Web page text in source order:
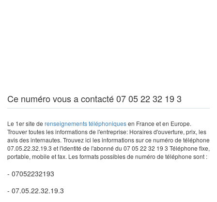
Ce numéro vous a contacté 07 05 22 32 19 3
Le 1er site de renseignements téléphoniquesen France et en Europe.
Trouver toutes les informations de l'entreprise: Horaires d'ouverture, prix, les
avis des internautes. Trouvez ici les informations sur ce numéro de téléphone
07.05.22.32.19.3 et l'identité de l'abonné du 07 05 22 32 19 3 Téléphone fixe,
portable, mobile et fax. Les formats possibles de numéro de téléphone sont :
- 07052232193
- 07.05.22.32.19.3